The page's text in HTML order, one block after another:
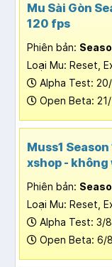
Mu Sài Gòn
120 fps
Phiên bản:
Loại Mu: Reset,
Alpha Test:
Open Beta:
Muss1
xshop - không
Phiên bản:
Loại Mu: Reset,
Alpha Test: 3/
Open Beta: 6/